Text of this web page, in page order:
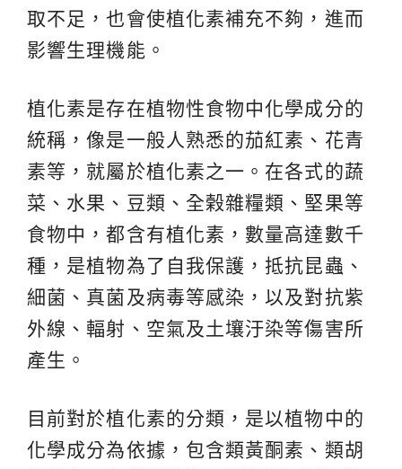
取不足，也會使植化素補充不夠，進而
影響生理機能。
植化素是存在植物性食物中化學成分的
統稱，像是一般人熟悉的茄紅素、花青
素等，就屬於植化素之一。在各式的蔬
菜、水果、豆類、全榖雜糧類、堅果等
食物中，都含有植化素，數量高達數千
種，是植物為了自我保護，抵抗昆蟲、
細菌、真菌及病毒等感染，以及對抗紫
外線、輻射、空氣及土壤汙染等傷害所
產生。
目前對於植化素的分類，是以植物中的
化學成分為依據，包含類黃酮素、類胡